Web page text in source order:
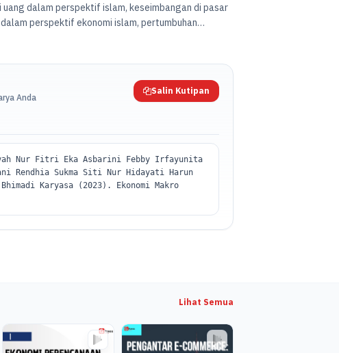
dalam perspektif islam, keseimbangan di pasar
perspektif ekonomi islam, pertumbuhan
dalam ekonomi islam, sistem
Anda
Salin Kutipan
Nur Fitri Eka Asbarini Febby Irfayunita
Rendhia Sukma Siti Nur Hidayati Harun
Karyasa (2023). Ekonomi Makro
Lihat Semua